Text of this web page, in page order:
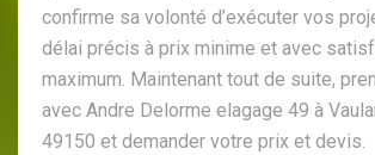
confirme sa volonté d’exécuter vos
délai précis à prix minime et avec
maximum. Maintenant tout de suite,
avec Andre Delorme elagage 49 à
49150 et demander votre prix et devis.